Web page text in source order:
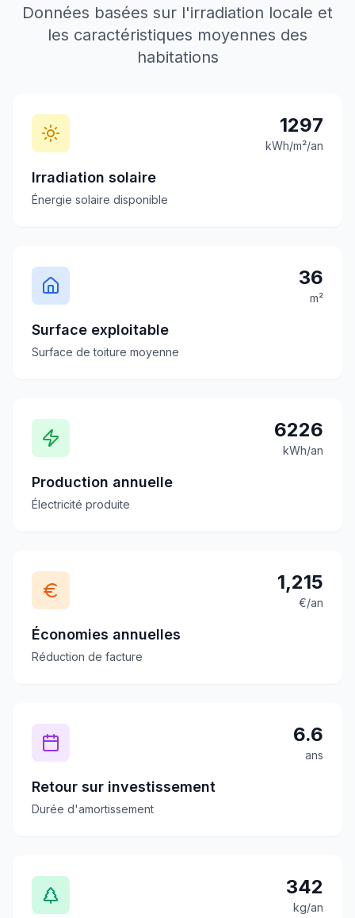
Données basées sur l'irradiation locale et
les caractéristiques moyennes des
habitations
1297
kWh/m²/an
Irradiation solaire
Énergie solaire disponible
36
m²
Surface exploitable
Surface de toiture moyenne
6226
kWh/an
Production annuelle
Électricité produite
1,215
€/an
Économies annuelles
Réduction de facture
6.6
ans
Retour sur investissement
Durée d'amortissement
342
kg/an